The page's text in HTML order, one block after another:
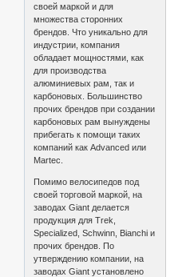
своей маркой и для
множества сторонних
брендов. Что уникально для
индустрии, компания
обладает мощностями, как
для производства
алюминиевых рам, так и
карбоновых. Большинство
прочих брендов при создании
карбоновых рам вынуждены
прибегать к помощи таких
компаний как Advanced или
Martec.
Помимо велосипедов под
своей торговой маркой, на
заводах Giant делается
продукция для Trek,
Specialized, Schwinn, Bianchi и
прочих брендов. По
утверждению компании, на
заводах Giant установлено